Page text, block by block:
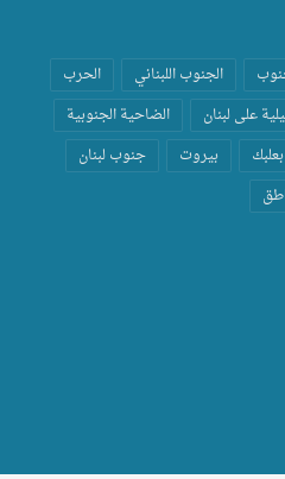
الجنوب اللبناني
الحرب
على لبنان
الضاحية الجنوبية
بعلبك بيروت
جنوب لبنان